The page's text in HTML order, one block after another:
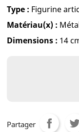
Type : Figurine
Matériau(x) :
Dimensions : 14
Partager